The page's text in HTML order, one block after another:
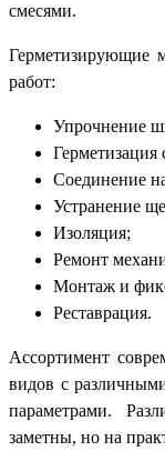
смесями.
Герметизирующие
работ:
Упрочнение
Герметизация
Соединение
Устранение
Изоляция;
Ремонт
Монтаж и
Реставрация.
Ассортимент
видов с
параметрами.
заметны, но на